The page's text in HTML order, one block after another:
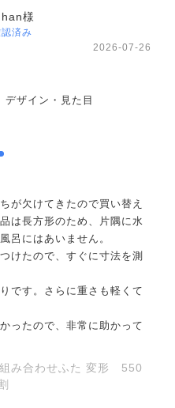
様
済み
2026-07-26
ザイン・見た目
が欠けてきたので買い替え
は長方形のため、片隅に水
呂にはあいません。
けたので、すぐに寸法を測
です。さらに重さも軽くて
ったので、非常に助かって
み合わせふた 変形 550